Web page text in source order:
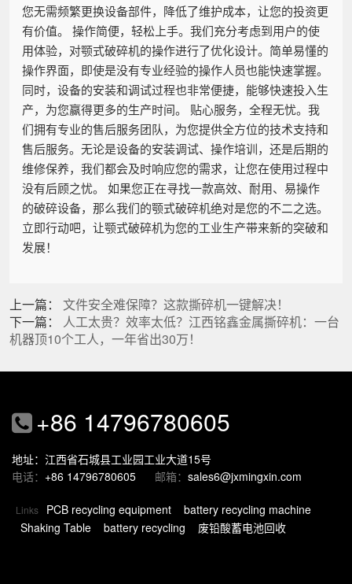
您无需频繁更换设备部件，降低了维护成本，让您的投资更
有价值。 操作简便，轻松上手。我们充分考虑到用户的使
用体验，对颚式破碎机的操作进行了优化设计。简单易懂的
操作界面，即使是没有专业经验的操作人员也能快速掌握。
同时，设备的安装和调试过程也非常便捷，能够快速投入生
产，为您赢得更多的生产时间。 贴心服务，全程无忧。我
们拥有专业的售后服务团队，为您提供全方位的技术支持和
售后服务。无论是设备的安装调试、操作培训，还是后期的
维修保养，我们都会及时响应您的需求，让您在使用过程中
没有后顾之忧。 如果您正在寻找一款高效、耐用、易操作
的破碎设备，那么我们的颚式破碎机绝对是您的不二之选。
立即行动吧，让颚式破碎机为您的工业生产带来新的突破和
发展！
上一篇： 文件安全难保障？这款撕碎机一键解决！
下一篇： 人工太贵？效率太低？江西铭鑫金属撕碎机：一台
机器顶10个工人，一年省出30万！
+86 14796780605
地址：江西省石城县工业园工业大道15号
电话： +86 14796780605 邮箱： sales6@jxmingxin.com
Links PCB recycling equipment
battery recycling machine
Shaking Table
battery recycling 废铅酸蓄电池回收